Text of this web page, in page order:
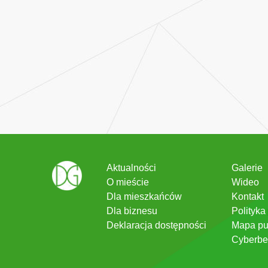
Aktualności
O mieście
Dla mieszkańców
Dla biznesu
Deklaracja dostępności
Galerie
Wideo
Kontakt
Mapa